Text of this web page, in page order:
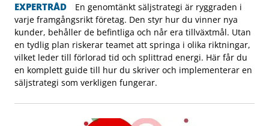
EXPERTRÅD
En genomtänkt säljstrategi är ryggraden i
varje framgångsrikt företag. Den styr hur du vinner nya
kunder, behåller de befintliga och når era tillväxtmål. Utan
en tydlig plan riskerar teamet att springa i olika riktningar,
vilket leder till förlorad tid och splittrad energi. Här får du
en komplett guide till hur du skriver och implementerar en
säljstrategi som verkligen fungerar.